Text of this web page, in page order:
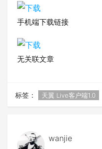
手机端下载链接
无关联文章
标签： 天翼 Live客户端1.0
wanjie